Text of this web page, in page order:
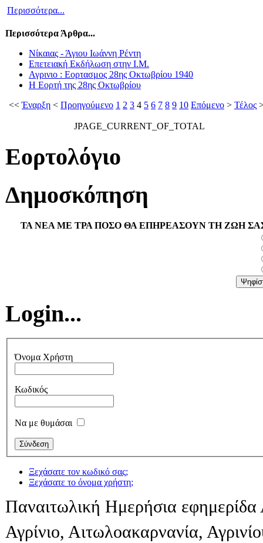
Περισσότερα...
Περισσότερα Άρθρα...
Νίκαιας - Άγιου Ιωάννη Ρέντη
Επετειακή Εκδήλωση στην Ι.Μ.
Αγρινιο : Εορτασμος 28ης Οκτωβρίου 1940
Η Εορτή της 28ης Οκτωβρίου
<<Έναρξη < Προηγούμενο 1 2 3 4 5 6 7 8 9 10 Επόμενο > Τέλος
JPAGE_CURRENT_OF_TOTAL
Εορτολόγιο
Δημοσκόπηση
ΤΑ ΝΕΑ ΜΕ ΤΡΑ ΠΟΣΟ ΘΑ ΕΠΗΡΕΑΣΟΥΝ ΤΗ ΖΩΗ
Login...
Όνομα Χρήστη
Κωδικός
Να με θυμάσαι
Ξεχάσατε τον κωδικό σας;
Ξεχάσατε το όνομα χρήστη;
Παναιτωλική Ημερήσια εφημερίδα
Αγρίνιο, Αιτωλοακαρνανία,